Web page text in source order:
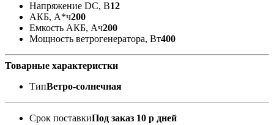
Напряжение DC, В12
АКБ, А*ч200
Емкость АКБ, Ач200
Мощность ветрогенератора, Вт400
Товарные характеристки
ТипВетро-солнечная
Срок поставкиПод заказ 10 р дней